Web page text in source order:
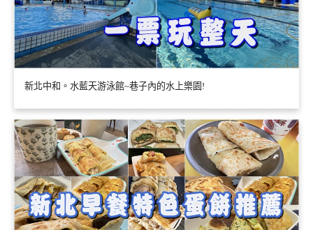
新北中和。水藍天游泳館~巷子內的水上樂園!